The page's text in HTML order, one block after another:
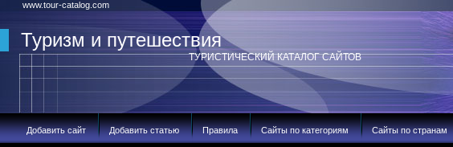
www.tour-catalog.com
Туризм и путешествия
ТУРИСТИЧЕСКИЙ КАТАЛОГ САЙТОВ
Добавить сайт Добавить статью Правила Сайты по категориям Сайты по странам